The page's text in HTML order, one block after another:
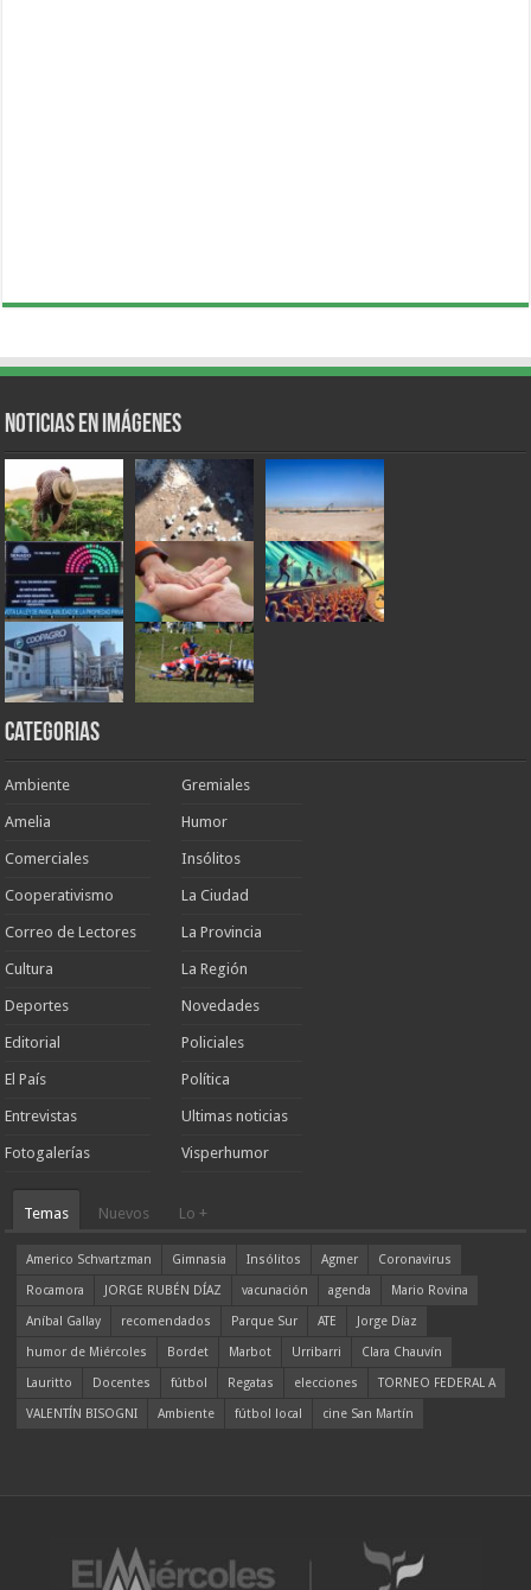
Noticias en Imágenes
Categorias
Ambiente
Amelia
Comerciales
Cooperativismo
Correo de Lectores
Cultura
Deportes
Editorial
El País
Entrevistas
Fotogalerías
Gremiales
Humor
Insólitos
La Ciudad
La Provincia
La Región
Novedades
Policiales
Política
Ultimas noticias
Visperhumor
Temas Nuevos Lo +
Americo Schvartzman Gimnasia Insólitos Agmer
Coronavirus
Rocamora
JORGE RUBÉN DÍAZ vacunación agenda
Mario Rovina
Aníbal Gallay
recomendados Parque Sur ATE
Jorge Díaz
humor de Miércoles
Bordet Marbot Urribarri
Clara Chauvín
Lauritto
Docentes fútbol Regatas elecciones
TORNEO FEDERAL A
VALENTÍN BISOGNI
Ambiente fútbol local cine San Martín